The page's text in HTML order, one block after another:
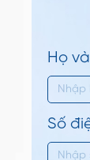
Họ
Số